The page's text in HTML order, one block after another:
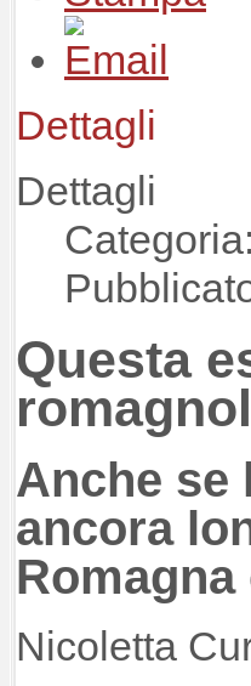
Dettagli
Dettagli
Questa
Anche se
ancora
Nicoletta